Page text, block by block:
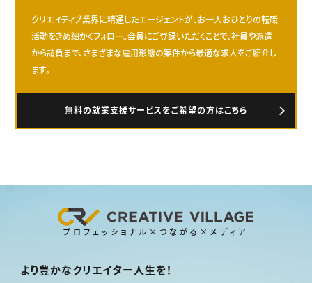
クリエイティブ業界に精通したエージェントが、お一人おひとりの転職
活動をきめ細かくフォロー。会員にご登録いただくことで、社員や派遣
から請負まで、さまざまな雇用形態の案件から最適な求人をご紹介し
ます。
無料の就業支援サービスをご希望の方はこちら
プロフェッショナル×つながる×メディア
より豊かなクリエイター人生を！